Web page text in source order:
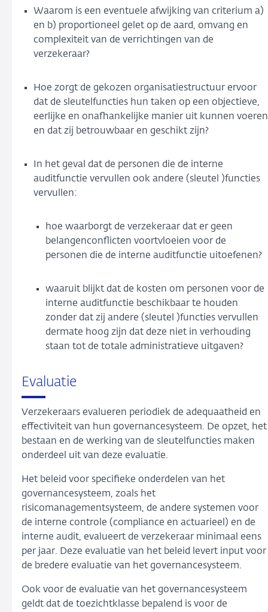
Waarom is een eventuele afwijking van criterium a)
en b) proportioneel gelet op de aard, omvang en
complexiteit van de verrichtingen van de
verzekeraar?
Hoe zorgt de gekozen organisatiestructuur ervoor
dat de sleutelfuncties hun taken op een objectieve,
eerlijke en onafhankelijke manier uit kunnen voeren
en dat zij betrouwbaar en geschikt zijn?
In het geval dat de personen die de interne
auditfunctie vervullen ook andere (sleutel )functies
vervullen:
hoe waarborgt de verzekeraar dat er geen
belangenconflicten voortvloeien voor de
personen die de interne auditfunctie uitoefenen?
waaruit blijkt dat de kosten om personen voor de
interne auditfunctie beschikbaar te houden
zonder dat zij andere (sleutel )functies vervullen
dermate hoog zijn dat deze niet in verhouding
staan tot de totale administratieve uitgaven?
Evaluatie
Verzekeraars evalueren periodiek de adequaatheid en
effectiviteit van hun governancesysteem. De opzet, het
bestaan en de werking van de sleutelfuncties maken
onderdeel uit van deze evaluatie.
Het beleid voor specifieke onderdelen van het
governancesysteem, zoals het
risicomanagementsysteem, de andere systemen voor
de interne controle (compliance en actuarieel) en de
interne audit, evalueert de verzekeraar minimaal eens
per jaar. Deze evaluatie van het beleid levert input voor
de bredere evaluatie van het governancesysteem.
Ook voor de evaluatie van het governancesysteem
geldt dat de toezichtklasse bepalend is voor de